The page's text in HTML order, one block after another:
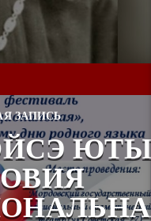
ЗАПИСЬ
ЮТЫ